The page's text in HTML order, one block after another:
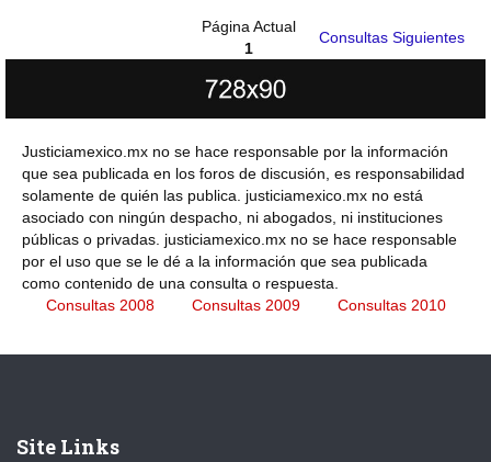
Página Actual
1
Consultas Siguientes
Justiciamexico.mx no se hace responsable por la información
que sea publicada en los foros de discusión, es responsabilidad
solamente de quién las publica. justiciamexico.mx no está
asociado con ningún despacho, ni abogados, ni instituciones
públicas o privadas. justiciamexico.mx no se hace responsable
por el uso que se le dé a la información que sea publicada
como contenido de una consulta o respuesta.
Consultas 2008
Consultas 2009 Consultas 2010
Site Links